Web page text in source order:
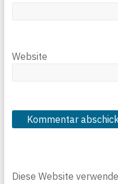
Website
Diese Website